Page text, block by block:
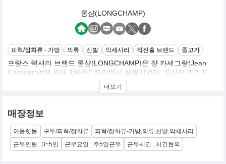
롱샴(LONGCHAMP)
피혁/잡화류 - 가방 의류 신발 악세사리 직진출 브랜드 중고가
프랑스 럭셔리 브랜드 롱샴(LONGCHAMP)은 쟝 카세그랑(Jean
Cassegrain에 의해 1948년 파리에서 설립되었다. 롱샴의 러기지,
핸드백과 액세서리는 장인 기술력과 품질로 전 세계적으로 명성을
얻었으며, 현재는 슈즈와 레디 투 웨어 컬렉션까지 영역을 확장하여
더보기
매장정보
아울렛몰 구두/피혁/잡화류
피혁/잡화류-가방,의류,신발,악세사리
근무인원 : 3~5인
근무요일 : 주5일근무 근무시간 : 시간협의